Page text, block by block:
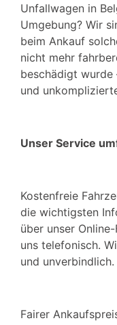
Unfallwagen in
Umgebung? Wir
beim Ankauf
nicht mehr
beschädigt wurde
und
Unser Service
Kostenfreie
die wichtigsten
über unser
uns telefonisch.
und unverbindlich.
Fairer